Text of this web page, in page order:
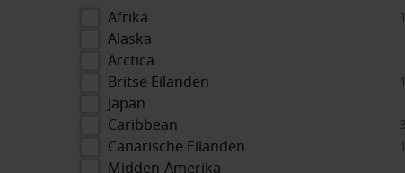
Afrika
Alaska
Arctica
Britse Eilanden
Japan
Caribbean
Canarische Eilanden
Midden-Amerika